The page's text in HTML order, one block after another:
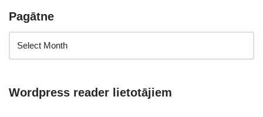
Pagātne
Wordpress reader lietotājiem